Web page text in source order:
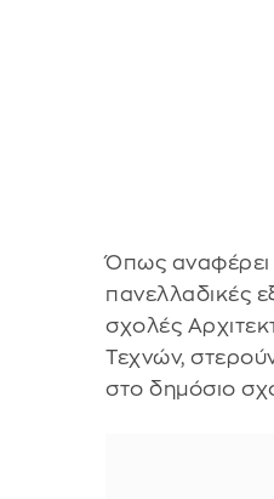
Όπως αναφέρει
πανελλαδικές
σχολές
Τεχνών,
στο δημόσιο